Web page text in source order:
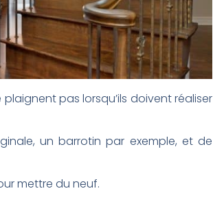
pas lorsqu’ils doivent réaliser
un barrotin par exemple, et de
mettre du neuf.